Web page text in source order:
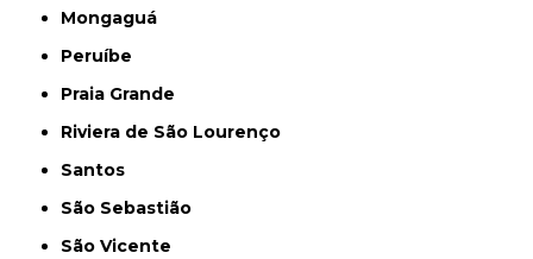
Mongaguá
Peruíbe
Praia Grande
Riviera de São Lourenço
Santos
São Sebastião
São Vicente